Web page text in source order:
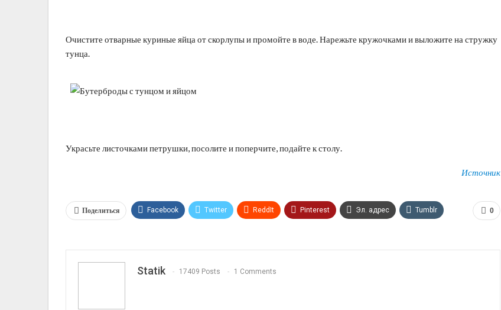
Очистите отварные куриные яйца от скорлупы и промойте в воде. Нарежьте кружочками и выложите на стружку
тунца.
Украсьте листочками петрушки, посолите и поперчите, подайте к столу.
Источник
0
Поделиться Facebook Twitter ReddIt Pinterest Эл. адрес Tumblr
Statik 17409 Posts 1 Comments